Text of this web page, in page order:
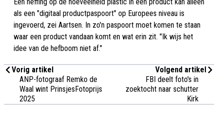
als een "digitaal productpaspoort" op Europees niveau is
ingevoerd, zei Aartsen. In zo'n paspoort moet komen te staan
waar een product vandaan komt en wat erin zit. "Ik wijs het
idee van de hefboom niet af."
Vorig artikel
ANP-fotograaf Remko de
Waal wint PrinsjesFotoprijs
2025
Volgend artikel
FBI deelt foto's in
zoektocht naar schutter
Kirk